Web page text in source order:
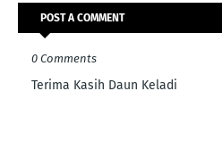
POST A COMMENT
0 Comments
Terima Kasih Daun Keladi